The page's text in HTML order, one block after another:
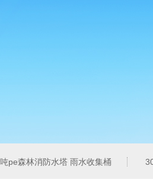
pe森林消防水塔 雨水收集桶